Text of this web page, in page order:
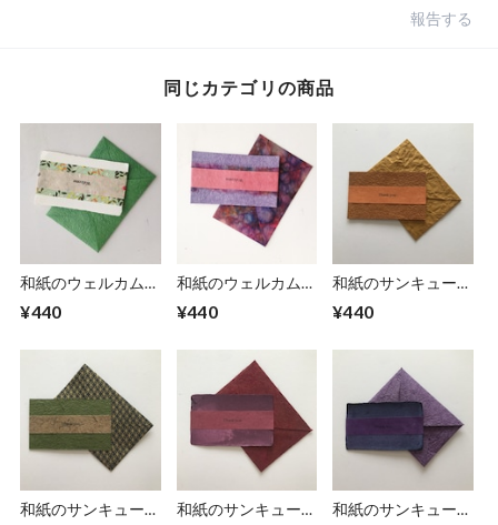
報告する
同じカテゴリの商品
和紙のウェルカムカ
（Welcome005）
¥440
和紙のウェルカムカ
（Welcome003）
¥440
和紙のサンキューカ
（Thankyou012）
¥440
和紙のサンキューカ
和紙のサンキューカ
和紙のサンキューカ